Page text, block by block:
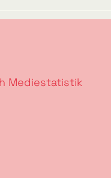
Mediestatistik